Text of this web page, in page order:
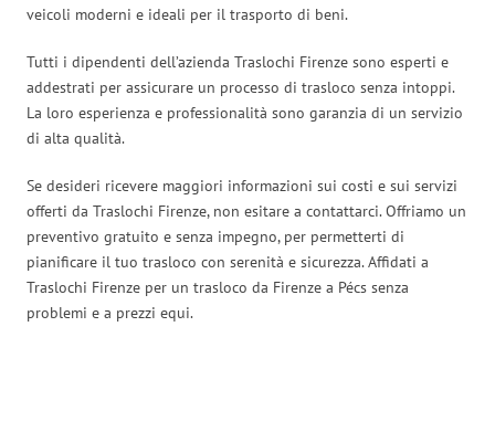
veicoli moderni e ideali per il trasporto di beni.
Tutti i dipendenti dell’azienda Traslochi Firenze sono esperti e
addestrati per assicurare un processo di trasloco senza intoppi.
La loro esperienza e professionalità sono garanzia di un servizio
di alta qualità.
Se desideri ricevere maggiori informazioni sui costi e sui servizi
offerti da Traslochi Firenze, non esitare a contattarci. Offriamo un
preventivo gratuito e senza impegno, per permetterti di
pianificare il tuo trasloco con serenità e sicurezza. Affidati a
Traslochi Firenze per un trasloco da Firenze a Pécs senza
problemi e a prezzi equi.